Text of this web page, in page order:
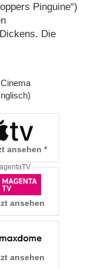
Pinguine“)
Die
ansehen
ansehen
ansehen